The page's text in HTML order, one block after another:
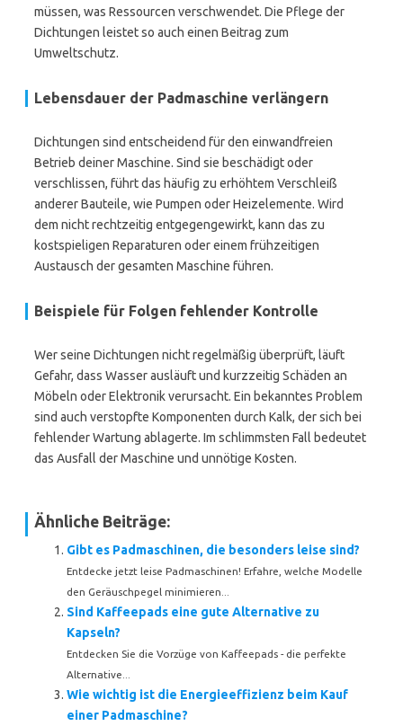
müssen, was Ressourcen verschwendet. Die Pflege der
Dichtungen leistet so auch einen Beitrag zum
Umweltschutz.
Lebensdauer der Padmaschine verlängern
Dichtungen sind entscheidend für den einwandfreien
Betrieb deiner Maschine. Sind sie beschädigt oder
verschlissen, führt das häufig zu erhöhtem Verschleiß
anderer Bauteile, wie Pumpen oder Heizelemente. Wird
dem nicht rechtzeitig entgegengewirkt, kann das zu
kostspieligen Reparaturen oder einem frühzeitigen
Austausch der gesamten Maschine führen.
Beispiele für Folgen fehlender Kontrolle
Wer seine Dichtungen nicht regelmäßig überprüft, läuft
Gefahr, dass Wasser ausläuft und kurzzeitig Schäden an
Möbeln oder Elektronik verursacht. Ein bekanntes Problem
sind auch verstopfte Komponenten durch Kalk, der sich bei
fehlender Wartung ablagerte. Im schlimmsten Fall bedeutet
das Ausfall der Maschine und unnötige Kosten.
Ähnliche Beiträge:
Gibt es Padmaschinen, die besonders leise sind?
Entdecke jetzt leise Padmaschinen! Erfahre, welche Modelle
den Geräuschpegel minimieren...
Sind Kaffeepads eine gute Alternative zu
Kapseln?
Entdecken Sie die Vorzüge von Kaffeepads - die perfekte
Alternative...
Wie wichtig ist die Energieeffizienz beim Kauf
einer Padmaschine?